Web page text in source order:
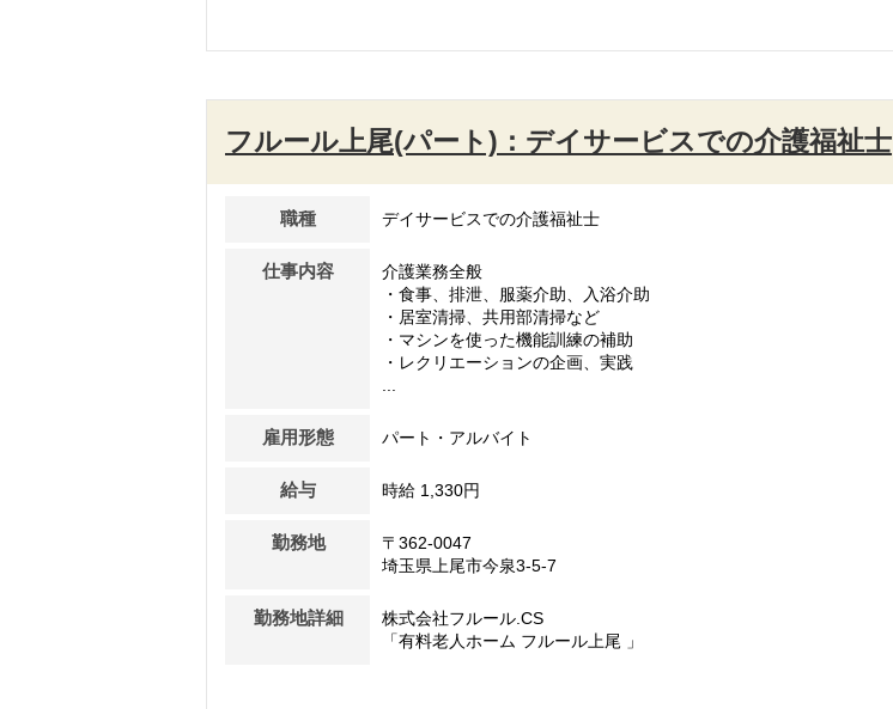
フルール上尾(パート)：デイサービスでの介護福祉士
職種 デイサービスでの介護福祉士
仕事内容
介護業務全般
・食事、排泄、服薬介助、入浴介助
・居室清掃、共用部清掃など
・マシンを使った機能訓練の補助
・レクリエーションの企画、実践
...
雇用形態 パート・アルバイト
給与 時給 1,330円
勤務地
〒362-0047
埼玉県上尾市今泉3-5-7
勤務地詳細
株式会社フルール.CS
「有料老人ホーム フルール上尾 」